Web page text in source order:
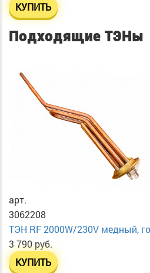
КУПИТЬ
Подходящие ТЭНы
арт.
3062208
ТЭН RF 2000W/230V медный,
3 790 руб.
КУПИТЬ